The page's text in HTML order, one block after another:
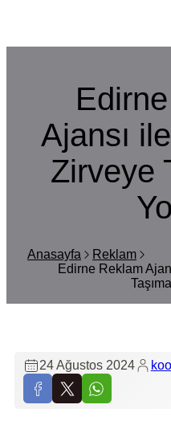
Ajansı
Zirveye
Anasayfa
Reklam
Edirne Reklam
24 Ağustos 2024